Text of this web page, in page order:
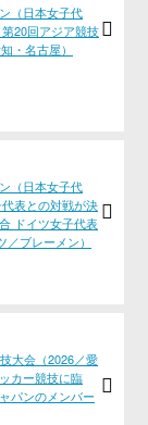
（日本女子代
20回アジア競技
・名古屋）
（日本女子代
表との対戦が決
ドイツ女子代表
ブレーメン）
大会（2026／愛
カー競技に臨
パンのメンバー